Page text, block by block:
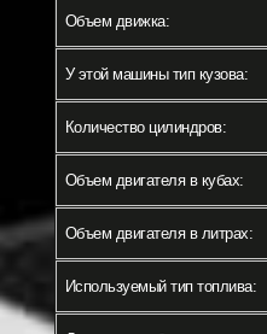
Объем движка:
У этой машины тип кузова:
Количество цилиндров:
Объем двигателя в кубах:
Объем двигателя в литрах:
Используемый тип топлива: